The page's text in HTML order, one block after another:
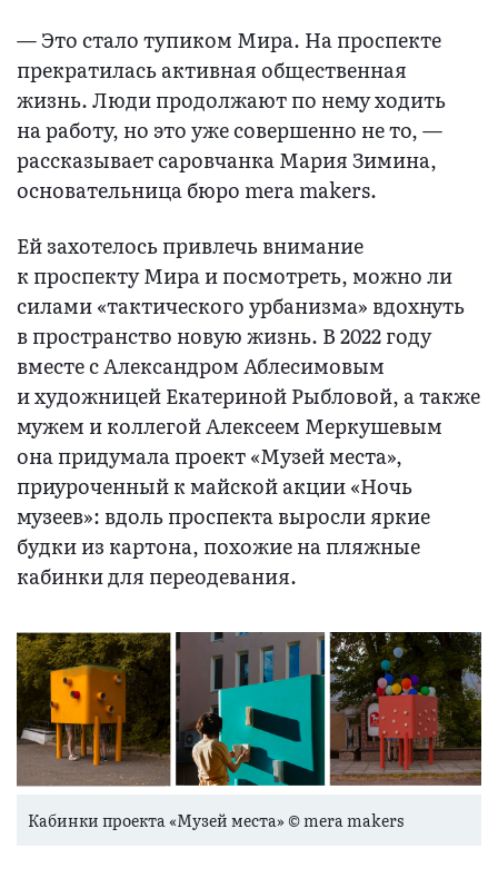
— Это стало тупиком Мира. На проспекте
прекратилась активная общественная
жизнь. Люди продолжают по нему ходить
на работу, но это уже совершенно не то, —
рассказывает саровчанка Мария Зимина,
основательница бюро mera makers.
Ей захотелось привлечь внимание
к проспекту Мира и посмотреть, можно ли
силами «тактического урбанизма» вдохнуть
в пространство новую жизнь. В 2022 году
вместе с Александром Аблесимовым
и художницей Екатериной Рыбловой, а также
мужем и коллегой Алексеем Меркушевым
она придумала проект «Музей места»,
приуроченный к майской акции «Ночь
музеев»: вдоль проспекта выросли яркие
будки из картона, похожие на пляжные
кабинки для переодевания.
Кабинки проекта «Музей места» © mera makers